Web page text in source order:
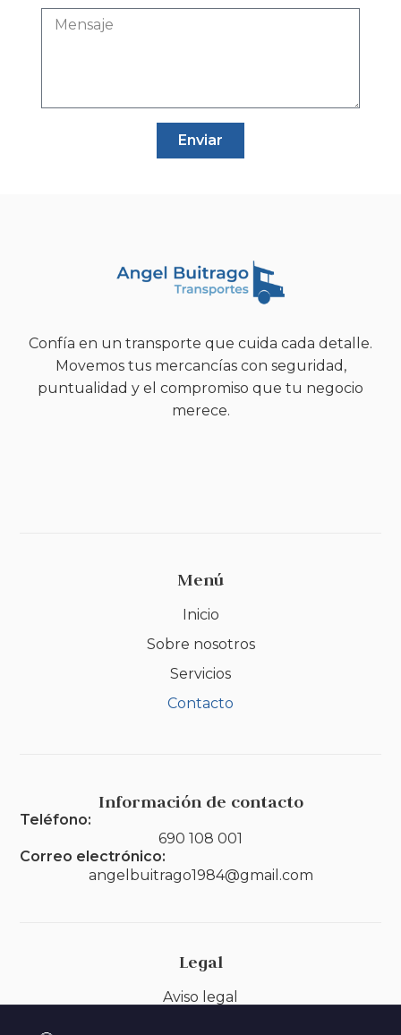
Enviar
Confía en un transporte que cuida cada detalle.
Movemos tus mercancías con seguridad,
puntualidad y el compromiso que tu negocio
merece.
Menú
Inicio
Sobre nosotros
Servicios
Contacto
Información de contacto
Teléfono:
690 108 001
Correo electrónico:
angelbuitrago1984@gmail.com
Legal
Aviso legal